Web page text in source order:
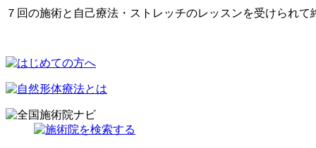
７回の施術と自己療法・ストレッチのレッスンを受けられて